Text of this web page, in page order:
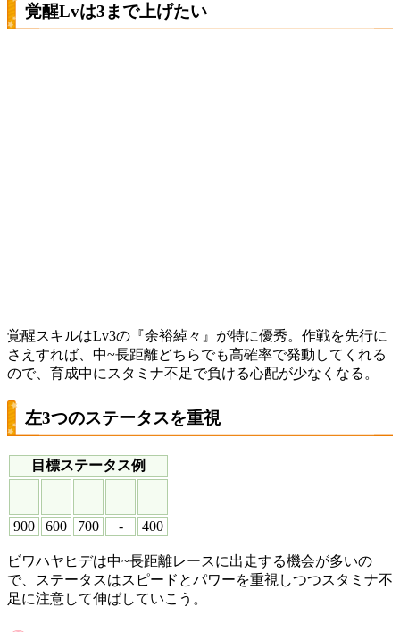
覚醒Lvは3まで上げたい
覚醒スキルはLv3の『余裕綽々』が特に優秀。作戦を先行に
さえすれば、中~長距離どちらでも高確率で発動してくれる
ので、育成中にスタミナ不足で負ける心配が少なくなる。
左3つのステータスを重視
目標ステータス例
900 600 700 - 400
ビワハヤヒデは中~長距離レースに出走する機会が多いの
で、ステータスはスピードとパワーを重視しつつスタミナ不
足に注意して伸ばしていこう。